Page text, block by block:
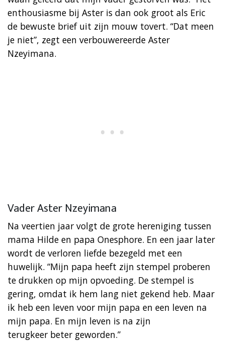
enthousiasme bij Aster is dan ook groot als Eric
de bewuste brief uit zijn mouw tovert. “Dat meen
je niet”, zegt een verbouwereerde Aster
Nzeyimana.
VaderAster Nzeyimana
Na veertien jaar volgt de grote hereniging tussen
mama Hilde en papa Onesphore. En een jaar later
wordt de verloren liefde bezegeld met een
huwelijk. “Mijn papa heeft zijn stempel proberen
te drukken op mijn opvoeding. De stempel is
gering, omdat ik hem lang niet gekend heb. Maar
ik heb een leven voor mijn papa en een leven na
mijn papa. En mijn leven is na zijn
terugkeer beter geworden.”